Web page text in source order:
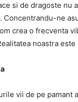
si de dragoste nu
Concentrandu-ne
crea o frecventa
noastra este
vii de pe pamant